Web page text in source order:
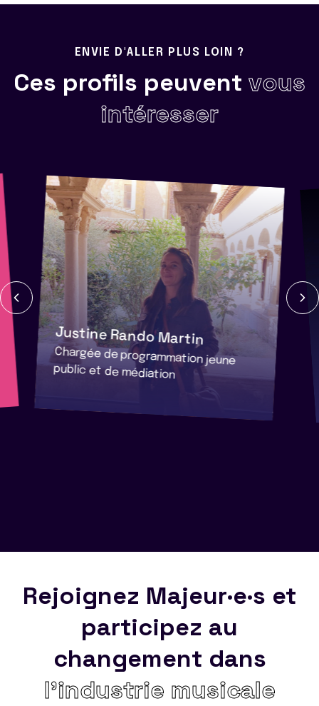
ENVIE D'ALLER PLUS LOIN ?
Ces profils peuvent vous
intéresser
Justine Rando Martin
Chargée de programmation jeune
public et de médiation
Rejoignez Majeur·e·s et
participez au
changement dans
l’industrie musicale